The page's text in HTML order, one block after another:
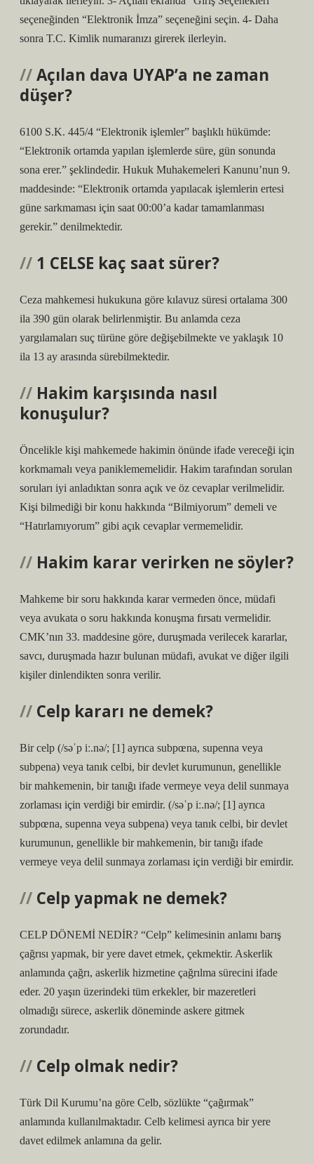
seçeneğinden “Elektronik İmza” seçeneğini seçin. 4- Daha
sonra T.C. Kimlik numaranızı girerek ilerleyin.
Açılan dava UYAP’a ne zaman
düşer?
6100 S.K. 445/4 “Elektronik işlemler” başlıklı hükümde:
“Elektronik ortamda yapılan işlemlerde süre, gün sonunda
sona erer.” şeklindedir. Hukuk Muhakemeleri Kanunu’nun 9.
maddesinde: “Elektronik ortamda yapılacak işlemlerin ertesi
güne sarkmaması için saat 00:00’a kadar tamamlanması
gerekir.” denilmektedir.
1 CELSE kaç saat sürer?
Ceza mahkemesi hukukuna göre kılavuz süresi ortalama 300
ila 390 gün olarak belirlenmiştir. Bu anlamda ceza
yargılamaları suç türüne göre değişebilmekte ve yaklaşık 10
ila 13 ay arasında sürebilmektedir.
Hakim karşısında nasıl
konuşulur?
Öncelikle kişi mahkemede hakimin önünde ifade vereceği için
korkmamalı veya paniklememelidir. Hakim tarafından sorulan
soruları iyi anladıktan sonra açık ve öz cevaplar verilmelidir.
Kişi bilmediği bir konu hakkında “Bilmiyorum” demeli ve
“Hatırlamıyorum” gibi açık cevaplar vermemelidir.
Hakim karar verirken ne söyler?
Mahkeme bir soru hakkında karar vermeden önce, müdafi
veya avukata o soru hakkında konuşma fırsatı vermelidir.
CMK’nın 33. maddesine göre, duruşmada verilecek kararlar,
savcı, duruşmada hazır bulunan müdafi, avukat ve diğer ilgili
kişiler dinlendikten sonra verilir.
Celp kararı ne demek?
Bir celp (/səˈp iː.nə/; [1] ayrıca subpœna, supenna veya
subpena) veya tanık celbi, bir devlet kurumunun, genellikle
bir mahkemenin, bir tanığı ifade vermeye veya delil sunmaya
zorlaması için verdiği bir emirdir. (/səˈp iː.nə/; [1] ayrıca
subpœna, supenna veya subpena) veya tanık celbi, bir devlet
kurumunun, genellikle bir mahkemenin, bir tanığı ifade
vermeye veya delil sunmaya zorlaması için verdiği bir emirdir.
Celp yapmak ne demek?
CELP DÖNEMİ NEDİR? “Celp” kelimesinin anlamı barış
çağrısı yapmak, bir yere davet etmek, çekmektir. Askerlik
anlamında çağrı, askerlik hizmetine çağrılma sürecini ifade
eder. 20 yaşın üzerindeki tüm erkekler, bir mazeretleri
olmadığı sürece, askerlik döneminde askere gitmek
zorundadır.
Celp olmak nedir?
Türk Dil Kurumu’na göre Celb, sözlükte “çağırmak”
anlamında kullanılmaktadır. Celb kelimesi ayrıca bir yere
davet edilmek anlamına da gelir.